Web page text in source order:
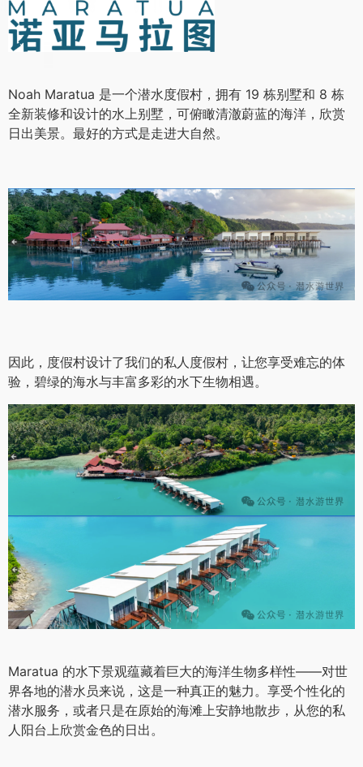
Noah Maratua 是一个潜水度假村，拥有 19 栋别墅和 8 栋
全新装修和设计的水上别墅，可俯瞰清澈蔚蓝的海洋，欣赏
日出美景。最好的方式是走进大自然。
因此，度假村设计了我们的私人度假村，让您享受难忘的体
验，碧绿的海水与丰富多彩的水下生物相遇。